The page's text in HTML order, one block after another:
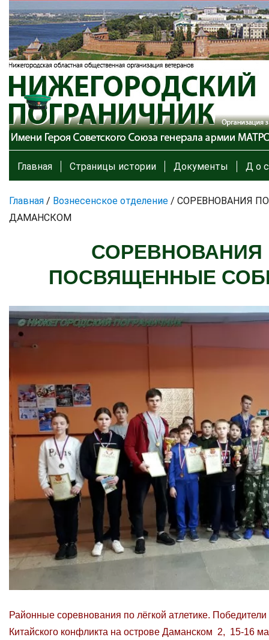
Главная Страницы истории Документы Д о с
Главная / Вознесенское отделение / СОРЕВНОВАНИЯ
ДАМАНСКОМ
СОРЕВНОВАНИЯ
ПОСВЯЩЕННЫЕ
Районные соревнования по лёгкой атлетике.
Китайского конфликта на острове Даманском 2, 15-16